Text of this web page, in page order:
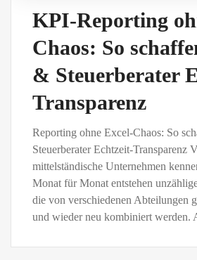
KPI-Reporting
Chaos: So
& Steuerberater
Transparenz
Reporting ohne Excel-Chaos: So
Steuerberater Echtzeit-Transparenz
mittelständische Unternehmen
Monat für Monat entstehen
die von verschiedenen Abteilungen
und wieder neu kombiniert werden.